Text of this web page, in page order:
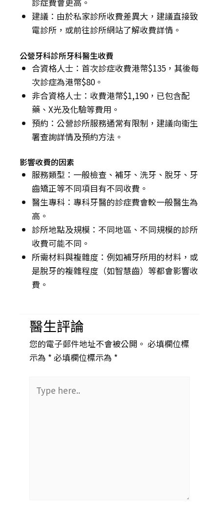
建議：由於私家診所收費差異大，建議直接致
電診所，或前往診所網站了解收費詳情。
公營牙科診所牙科醫生收費
合資格人士：首次診症收費港幣$135，其後每
次診症為港幣$80。
非合資格人士：收費港幣$1,190，已包含配
藥、X光及化驗等費用。
預約：公營診所服務通常有限制，建議向衞生
署查詢詳情及預約方法。
影響收費的因素
服務類型：一般檢查、補牙、洗牙、脫牙、牙
齒矯正等不同項目有不同收費。
醫生專科：專科牙醫的診症費會較一般醫生為
高。
診所地點及規模：不同地區、不同規模的診所
收費可能不同。
所需材料與複雜度：例如補牙所用的材料，或
是脫牙的複雜程度（如智慧齒）等都會影響收
費。
醫生評論
您的電子郵件地址不會被公開。 必填欄位標
示為 * 必填欄位標示為 *
here..